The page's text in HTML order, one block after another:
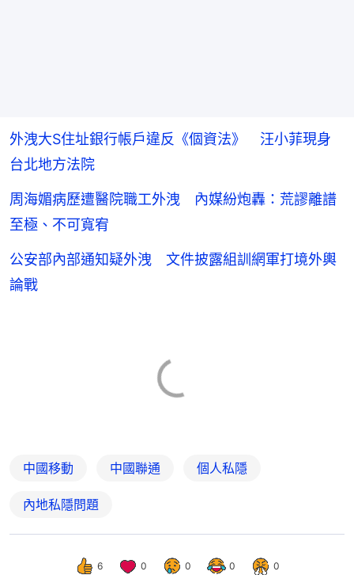
外洩大S住址銀行帳戶違反《個資法》 汪小菲現身
台北地方法院
周海媚病歷遭醫院職工外洩 內媒紛炮轟：荒謬離譜
至極、不可寬宥
公安部內部通知疑外洩 文件披露組訓網軍打境外輿
論戰
中國移動 中國聯通 個人私隱
內地私隱問題
6 0 0 0 0